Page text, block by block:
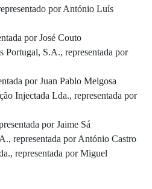
por António Luís
por José Couto
Portugal, S.A., representada por
por Juan Pablo Melgosa
Injectada Lda., representada por
por Jaime Sá
representada por António Castro
representada por Miguel